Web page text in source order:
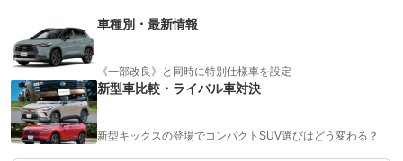
車種別・最新情報
《一部改良》と同時に特別仕様車を設定
新型車比較・ライバル車対決
新型キックスの登場でコンパクトSUV選びはどう変わる？